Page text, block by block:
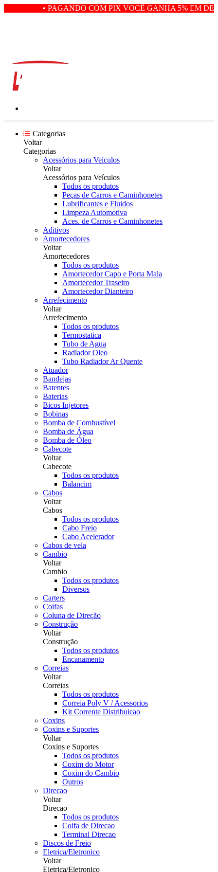
• PAGANDO COM PIX VOCÊ GANHA 5% EM
Categorias
Voltar
Categorias
Acessórios para Veículos
Voltar
Acessórios para Veículos
Todos os produtos
Peças de Carros e Caminhonetes
Lubrificantes e Fluidos
Limpeza Automotiva
Aces. de Carros e Caminhonetes
Aditivos
Amortecedores
Voltar
Amortecedores
Todos os produtos
Amortecedor Capo e Porta Mala
Amortecedor Traseiro
Amortecedor Dianteiro
Arrefecimento
Voltar
Arrefecimento
Todos os produtos
Termostatica
Tubo de Agua
Radiador Oleo
Tubo Radiador Ar Quente
Atuador
Bandejas
Batentes
Baterias
Bicos Injetores
Bobinas
Bomba de Combustível
Bomba de Água
Bomba de Óleo
Cabecote
Voltar
Cabecote
Todos os produtos
Balancim
Cabos
Voltar
Cabos
Todos os produtos
Cabo Freio
Cabo Acelerador
Cabos de vela
Cambio
Voltar
Cambio
Todos os produtos
Diversos
Carters
Coifas
Coluna de Direção
Construção
Voltar
Construção
Todos os produtos
Encanamento
Correias
Voltar
Correias
Todos os produtos
Correia Poly V / Acessorios
Kit Corrente Distribuicao
Coxins
Coxins e Suportes
Voltar
Coxins e Suportes
Todos os produtos
Coxim do Motor
Coxim do Cambio
Outros
Direcao
Voltar
Direcao
Todos os produtos
Coifa de Direcao
Terminal Direcao
Discos de Freio
Eletrica/Eletronico
Voltar
Eletrica/Eletronico